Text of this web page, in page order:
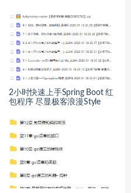
2小时快速上手Spring Boot 红
包程序 尽显极客浪漫Style